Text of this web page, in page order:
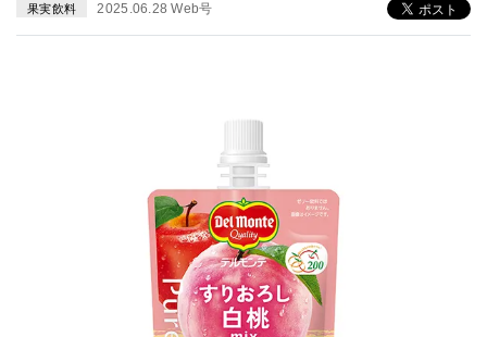
果実飲料 2025.06.28 Web号